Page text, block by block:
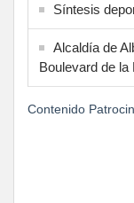
Síntesis
Alcaldía de
Boulevard de
Contenido